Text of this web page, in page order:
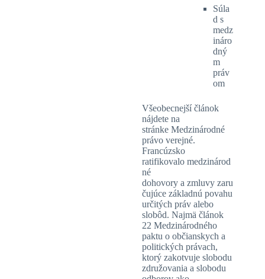
Súla
d s
medz
ináro
dný
m
práv
om
Všeobecnejší článok
nájdete na
stránke Medzinárodné
právo verejné.
Francúzsko
ratifikovalo medzinárod
né
dohovory a zmluvy zaru
čujúce základnú povahu
určitých práv alebo
slobôd. Najmä článok
22 Medzinárodného
paktu o občianskych a
politických právach,
ktorý zakotvuje slobodu
združovania a slobodu